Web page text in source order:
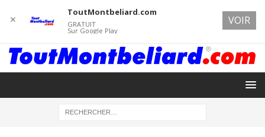
✕
ToutMontbeliard.com
GRATUIT
Sur Google Play
VOIR